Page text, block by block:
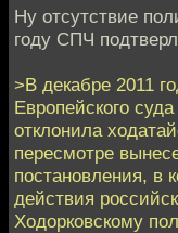
Ну отсутствие
году СПЧ
>В декабре 2011
Европейского
отклонила
пересмотре
постановления, в
действия
Ходорковскому